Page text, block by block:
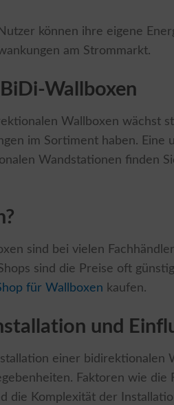
Nutzer können ihre eigene
am Strommarkt.
Wallboxen
Wallboxen wächst
im Sortiment haben. Eine
Wandstationen finden
sind bei vielen
sind die Preise oft
für Wallboxen kaufen.
und
einer
Faktoren wie
die Komplexität der